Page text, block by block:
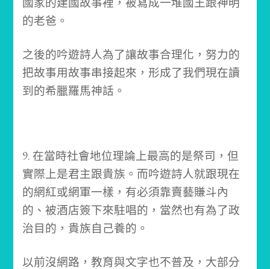
的老爸。
之後的吟遊詩人為了讓故事合理化，努力的
把故事用故事串接起來，形成了我們現在讀
到的希臘羅馬神話。
9. 在當時社會地位理論上最高的是祭司，但
實際上是君主跟貴族。而吟遊詩人就跟現在
的網紅或網軍一樣，有必須靠賣藝賺斗內
的、被酒店簽下來駐唱的，當然也有為了政
治目的，貴族自己養的。
以前沒網路，教育與文字也不普及，大部分